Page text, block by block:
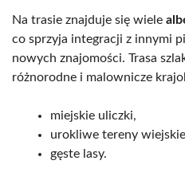
Na trasie znajduje się wiele
co sprzyja integracji z innymi
nowych znajomości. Trasa
różnorodne i malownicze
miejskie uliczki,
urokliwe tereny
gęste lasy.